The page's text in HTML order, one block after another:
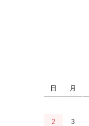
日 月
2 3